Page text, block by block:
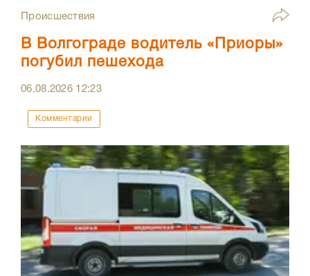
Происшествия
В Волгограде водитель «Приоры»
погубил пешехода
06.08.2026 12:23
Комментарии